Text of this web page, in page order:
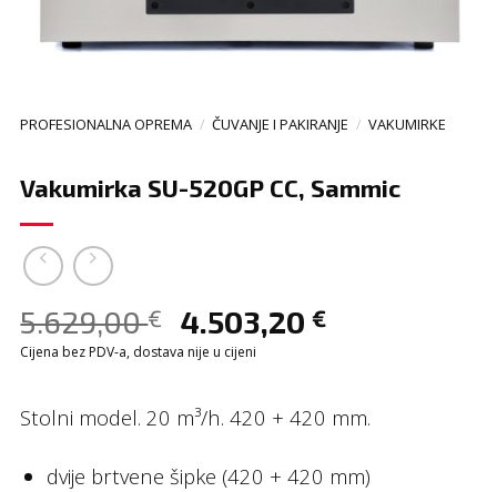
PROFESIONALNA OPREMA / ČUVANJE I PAKIRANJE / VAKUMIRKE
Vakumirka SU-520GP CC, Sammic
5.629,00€ 4.503,20 €
Cijena bez PDV-a, dostava nije u cijeni
Stolni model. 20 m³/h. 420 + 420 mm.
dvije brtvene šipke (420 + 420 mm)